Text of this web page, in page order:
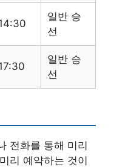
일반 승
선
일반 승
선
전화를 통해 미리
리 예약하는 것이